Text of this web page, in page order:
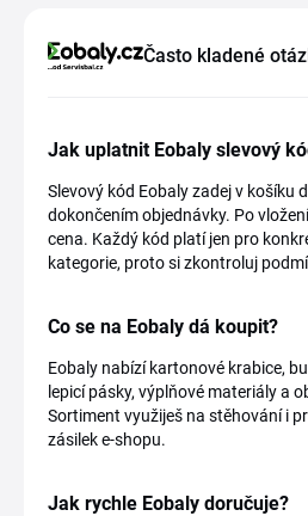
Často kladené
Jak uplatnit Eobaly slevový
Slevový kód Eobaly zadej v košíku
dokončením objednávky. Po
cena. Každý kód platí jen pro
kategorie, proto si zkontroluj
Co se na Eobaly dá koupit?
Eobaly nabízí kartonové krabice,
lepicí pásky, výplňové materiály a
Sortiment využiješ na stěhování i
zásilek e-shopu.
Jak rychle Eobaly doručuje?